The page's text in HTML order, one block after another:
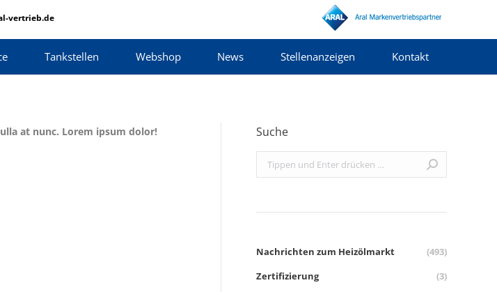
vertrieb.de
Tankstellen Webshop News Stellenanzeigen Kontakt
at nunc. Lorem ipsum dolor!
Suche
Search:
Nachrichten zum Heizölmarkt
(493)
Zertifizierung
(3)